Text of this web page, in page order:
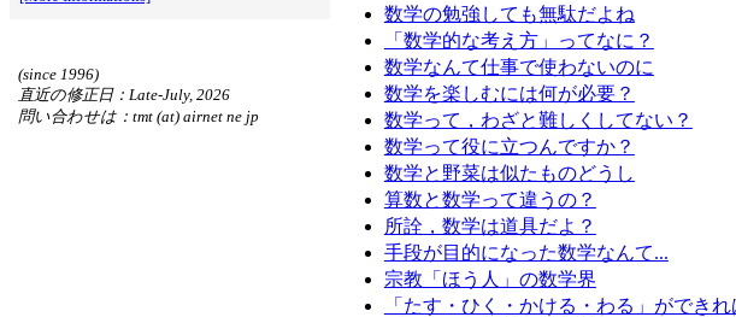
数学の勉強しても無駄だよね
「数学的な考え方」ってなに？
数学なんて仕事で使わないのに
数学を楽しむには何が必要？
数学って，わざと難しくしてない？
数学って役に立つんですか？
数学と野菜は似たものどうし
算数と数学って違うの？
所詮，数学は道具だよ？
手段が目的になった数学なんて...
宗教「ほう人」の数学界
「たす・ひく・かける・わる」ができ
(since 1996)
直近の修正日：Late-July, 2026
問い合わせは：tmt (at) airnet ne jp